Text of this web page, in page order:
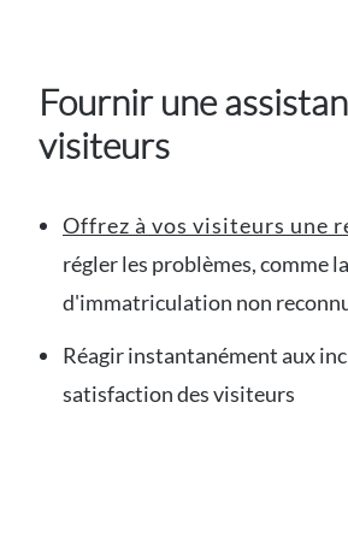
Fournir une
visiteurs
Offrez à vos visiteurs une
régler les problèmes, comme
d'immatriculation non
Réagir instantanément aux
satisfaction des visiteurs